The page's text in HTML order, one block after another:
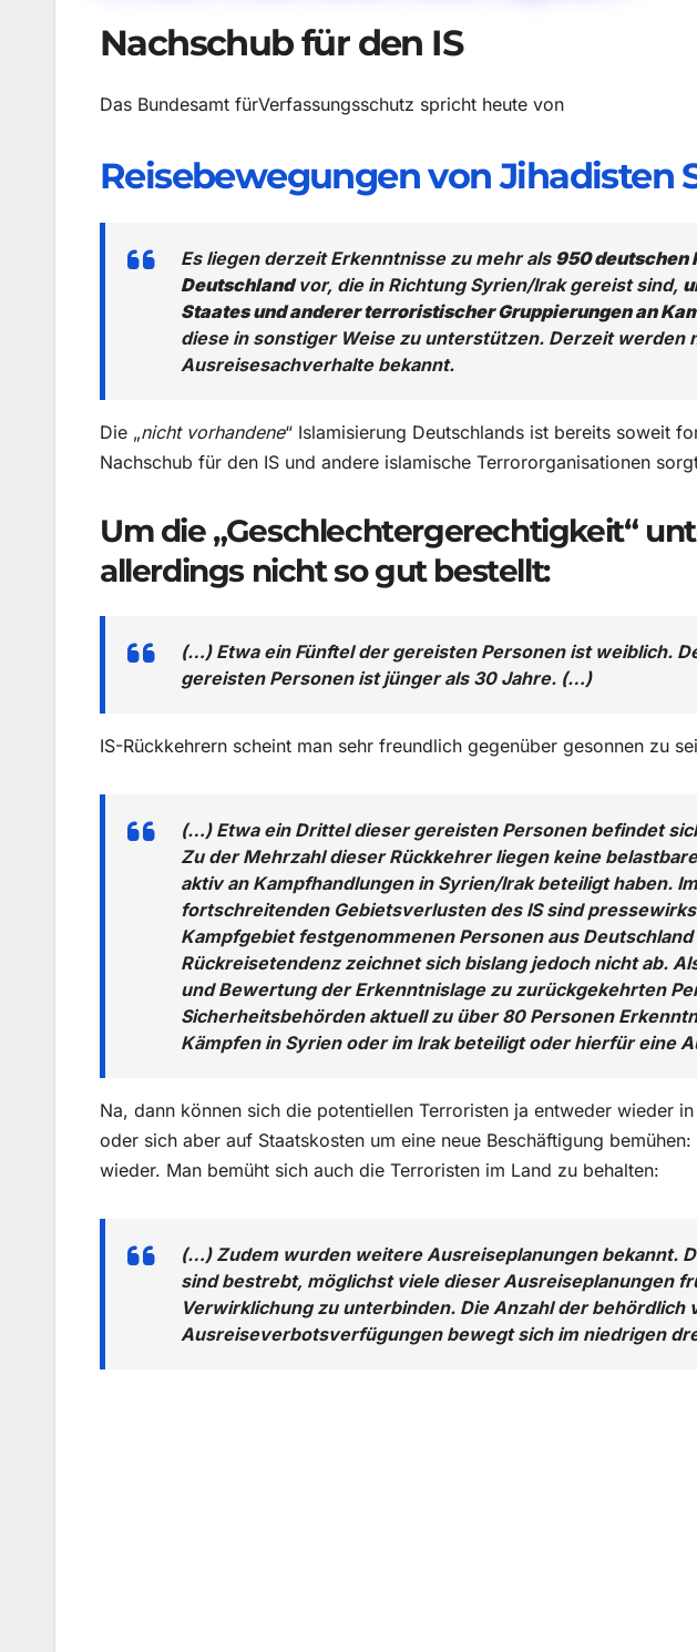
Nachschub für den IS
Das Bundesamt fürVerfassungsschutz spricht heute von
Reisebewegungen von Jihadisten
Es liegen derzeit Erkenntnisse zu mehr als 950 deutschen
Deutschlandvor, die in Richtung Syrien/Irak gereist sind,
Staates und anderer terroristischer Gruppierungen an
diese in sonstiger Weise zu unterstützen. Derzeit werden
Ausreisesachverhalte bekannt.
Die „nicht vorhandene“ Islamisierung Deutschlands ist bereits soweit
Nachschub für den IS und andere islamische Terrororganisationen
Um die „Geschlechtergerechtigkeit“
allerdings nicht so gut bestellt:
(…) Etwa ein Fünftel der gereisten Personen ist weiblich.
gereisten Personen ist jünger als 30 Jahre. (…)
IS-Rückkehrern scheint man sehr freundlich gegenüber gesonnen zu
(…) Etwa ein Drittel dieser gereisten Personen befindet
Zu der Mehrzahl dieser Rückkehrer liegen keine
aktiv an Kampfhandlungen in Syrien/Irak beteiligt haben.
fortschreitenden Gebietsverlusten des IS sind
Kampfgebiet festgenommenen Personen aus
Rückreisetendenz zeichnet sich bislang jedoch nicht ab.
und Bewertung der Erkenntnislage zu zurückgekehrten
Sicherheitsbehörden aktuell zu über 80 Personen
Kämpfen in Syrien oder im Irak beteiligt oder hierfür eine
Na, dann können sich die potentiellen Terroristen ja entweder wieder
oder sich aber auf Staatskosten um eine neue Beschäftigung
wieder. Man bemüht sich auch die Terroristen im Land zu behalten:
(…) Zudem wurden weitere Ausreiseplanungen bekannt.
sind bestrebt, möglichst viele dieser Ausreiseplanungen
Verwirklichung zu unterbinden. Die Anzahl der behördlich
Ausreiseverbotsverfügungen bewegt sich im niedrigen